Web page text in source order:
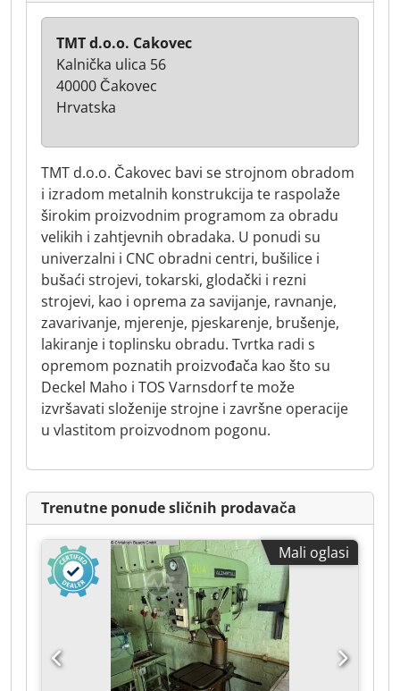
TMT d.o.o. Čakovec bavi se strojnom obradom
i izradom metalnih konstrukcija te raspolaže
širokim proizvodnim programom za obradu
velikih i zahtjevnih obradaka. U ponudi su
univerzalni i CNC obradni centri, bušilice i
bušaći strojevi, tokarski, glodački i rezni
strojevi, kao i oprema za savijanje, ravnanje,
zavarivanje, mjerenje, pjeskarenje, brušenje,
lakiranje i toplinsku obradu. Tvrtka radi s
opremom poznatih proizvođača kao što su
Deckel Maho i TOS Varnsdorf te može
izvršavati složenije strojne i završne operacije
u vlastitom proizvodnom pogonu.
TMT d.o.o. Cakovec
Kalnička ulica 56
40000 Čakovec
Hrvatska
Trenutne ponude sličnih prodavača
Mali oglasi